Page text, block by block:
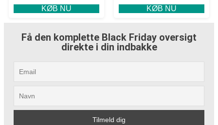
KØB NU KØB NU
Få den komplette Black Friday oversigt
direkte i din indbakke